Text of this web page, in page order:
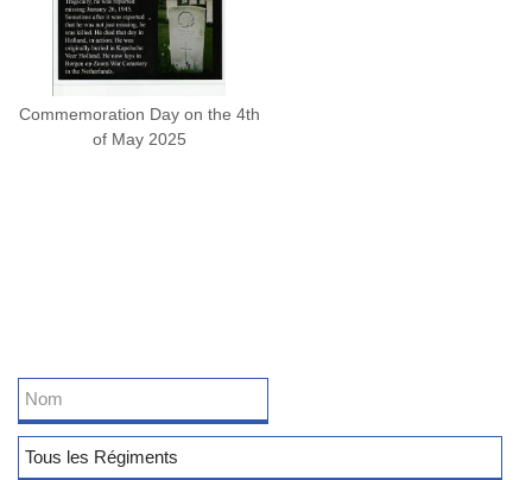
Commemoration Day on the 4th
of May 2025